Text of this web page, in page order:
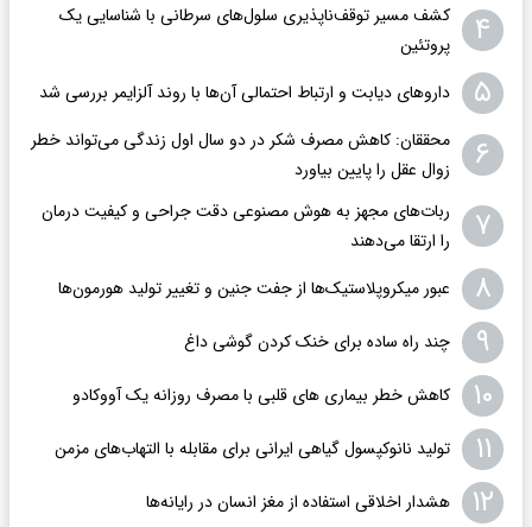
۴
کشف مسیر توقف‌ناپذیری سلول‌های سرطانی با شناسایی یک
پروتئین
۵ داروهای دیابت و ارتباط احتمالی آن‌ها با روند آلزایمر بررسی شد
۶
محققان: کاهش مصرف شکر در دو سال اول زندگی می‌تواند خطر
زوال عقل را پایین بیاورد
۷
ربات‌های مجهز به هوش مصنوعی دقت جراحی و کیفیت درمان
را ارتقا می‌دهند
۸ عبور میکروپلاستیک‌ها از جفت جنین و تغییر تولید هورمون‌ها
۹ چند راه‌ ساده برای خنک کردن گوشی داغ
۱۰ کاهش خطر بیماری های قلبی با مصرف روزانه یک آووکادو
۱۱ تولید نانوکپسول گیاهی ایرانی برای مقابله با التهاب‌های مزمن
۱۲ هشدار اخلاقی استفاده از مغز انسان در رایانه‌ها